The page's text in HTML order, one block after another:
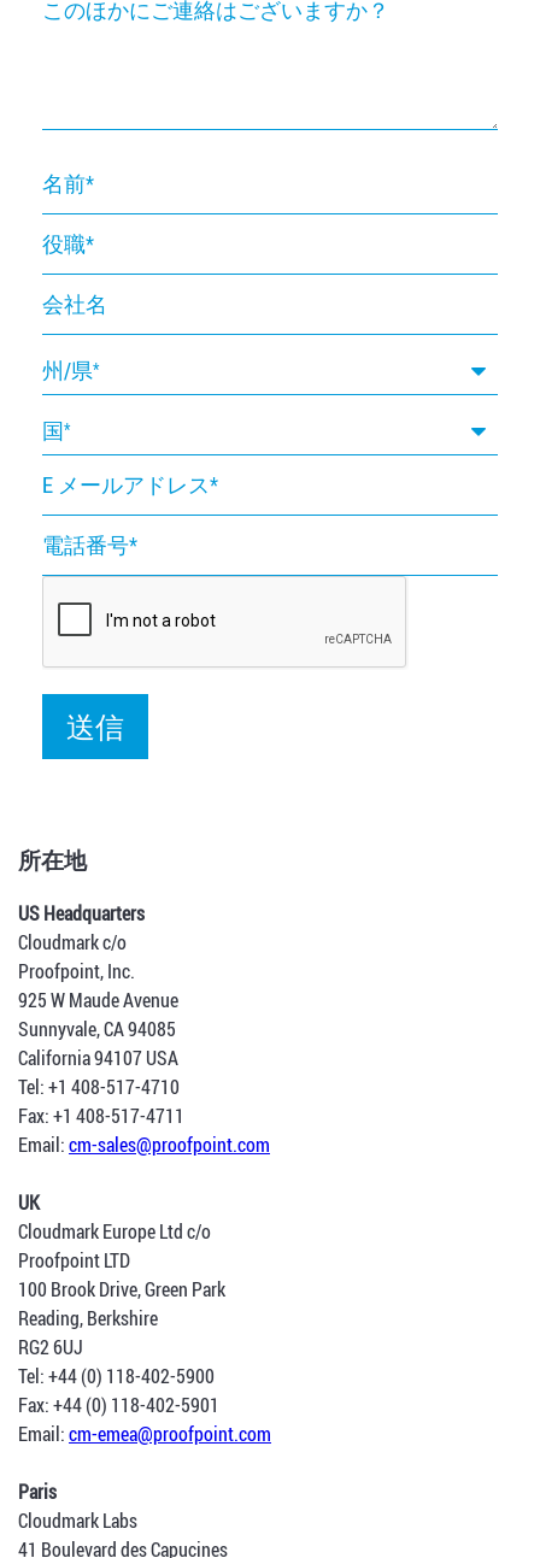
A
か
ご
連
絡
は
ざ
い
ま
す
か？
名
前
役
職
会
社
名
州/県
国
E
メ
ー
ル
ア
電
話
番
号
所在地
US Headquarters
Cloudmark c/o
Proofpoint, Inc.
925 W Maude Avenue
Sunnyvale, CA 94085
California 94107 USA
Tel: +1 408-517-4710
Fax: +1 408-517-4711
Email:cm-sales@proofpoint.com
UK
Cloudmark Europe Ltd c/o
Proofpoint LTD
100 Brook Drive, Green Park
Reading, Berkshire
RG2 6UJ
Tel: +44 (0) 118-402-5900
Fax: +44 (0) 118-402-5901
Email:cm-emea@proofpoint.com
Paris
Cloudmark Labs
41 Boulevard des Capucines